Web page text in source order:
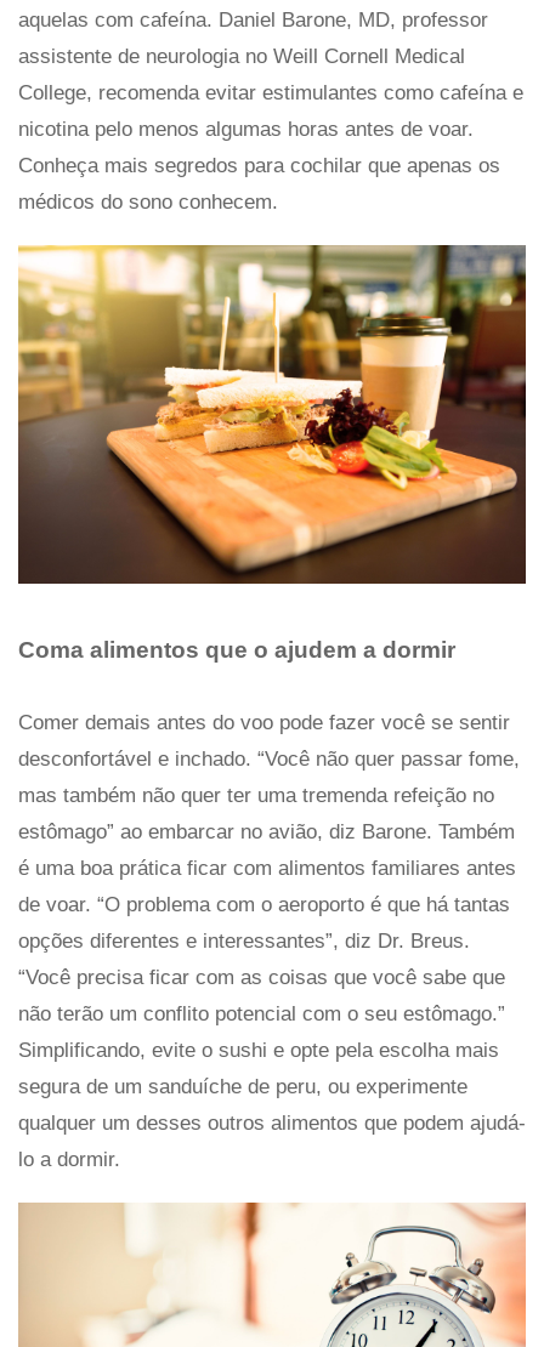
aquelas com cafeína. Daniel Barone, MD, professor
assistente de neurologia no Weill Cornell Medical
College, recomenda evitar estimulantes como cafeína e
nicotina pelo menos algumas horas antes de voar.
Conheça mais segredos para cochilar que apenas os
médicos do sono conhecem.
Coma alimentos que o ajudem a dormir
Comer demais antes do voo pode fazer você se sentir
desconfortável e inchado. “Você não quer passar fome,
mas também não quer ter uma tremenda refeição no
estômago” ao embarcar no avião, diz Barone. Também
é uma boa prática ficar com alimentos familiares antes
de voar. “O problema com o aeroporto é que há tantas
opções diferentes e interessantes”, diz Dr. Breus.
“Você precisa ficar com as coisas que você sabe que
não terão um conflito potencial com o seu estômago.”
Simplificando, evite o sushi e opte pela escolha mais
segura de um sanduíche de peru, ou experimente
qualquer um desses outros alimentos que podem ajudá-
lo a dormir.